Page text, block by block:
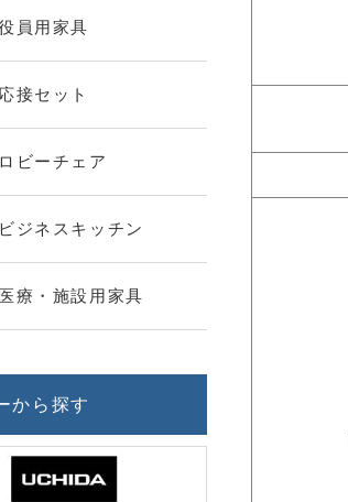
員用家具
応接セット
ロビーチェア
ビジネスキッチン
医療・施設用家具
から探す